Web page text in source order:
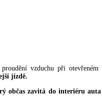
vzduchu při otevřeném
jízdě.
občas zavitá do interiéru